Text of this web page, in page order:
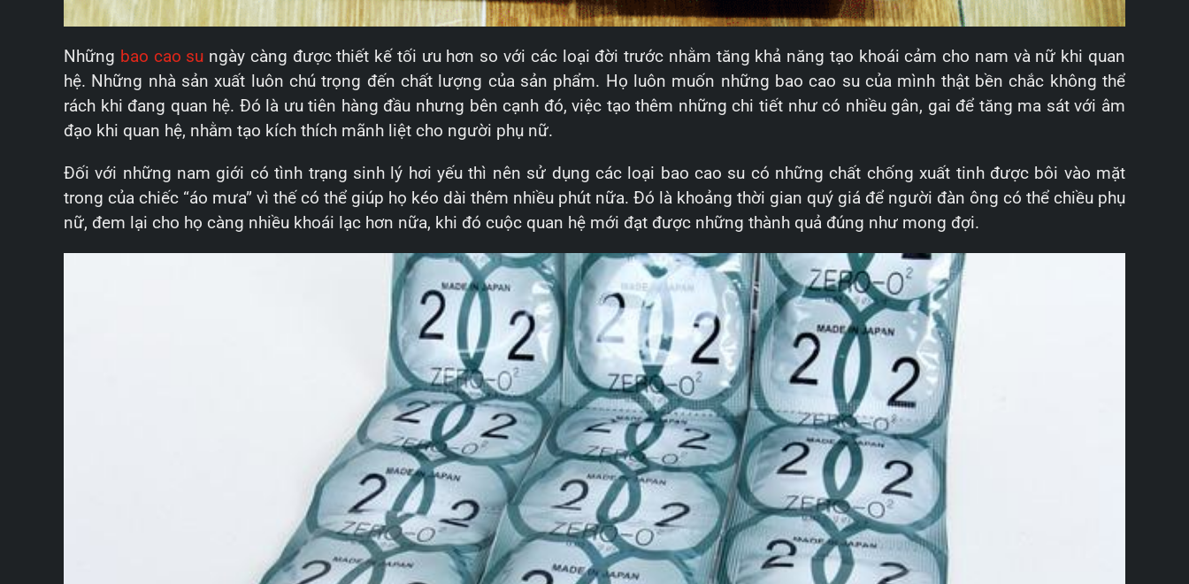
Những bao cao su ngày càng được thiết kế tối ưu hơn so với các loại đời trước nhằm tăng khả năng tạo khoái cảm cho nam và nữ khi quan
hệ. Những nhà sản xuất luôn chú trọng đến chất lượng của sản phẩm. Họ luôn muốn những bao cao su của mình thật bền chắc không thể
rách khi đang quan hệ. Đó là ưu tiên hàng đầu nhưng bên cạnh đó, việc tạo thêm những chi tiết như có nhiều gân, gai để tăng ma sát với âm
đạo khi quan hệ, nhằm tạo kích thích mãnh liệt cho người phụ nữ.
Đối với những nam giới có tình trạng sinh lý hơi yếu thì nên sử dụng các loại bao cao su có những chất chống xuất tinh được bôi vào mặt
trong của chiếc “áo mưa” vì thế có thể giúp họ kéo dài thêm nhiều phút nữa. Đó là khoảng thời gian quý giá để người đàn ông có thể chiều phụ
nữ, đem lại cho họ càng nhiều khoái lạc hơn nữa, khi đó cuộc quan hệ mới đạt được những thành quả đúng như mong đợi.